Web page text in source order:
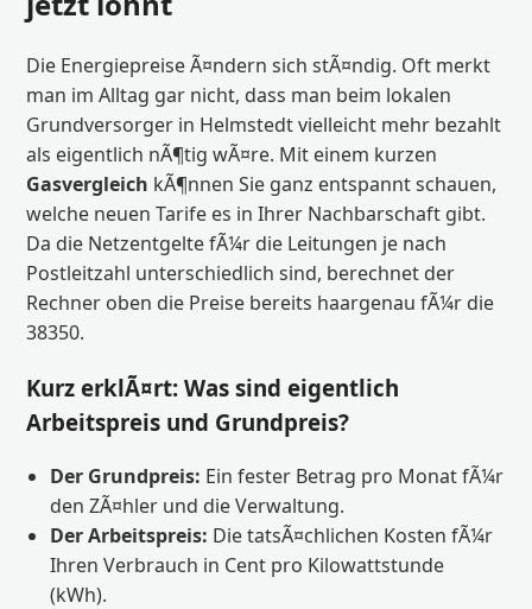
Die Energiepreise Ã¤ndern sich stÃ¤ndig. Oft merkt
man im Alltag gar nicht, dass man beim lokalen
Grundversorger in Helmstedt vielleicht mehr bezahlt
als eigentlich nÃ¶tig wÃ¤re. Mit einem kurzen
Gasvergleich kÃ¶nnen Sie ganz entspannt schauen,
welche neuen Tarife es in Ihrer Nachbarschaft gibt.
Da die Netzentgelte fÃ¼r die Leitungen je nach
Postleitzahl unterschiedlich sind, berechnet der
Rechner oben die Preise bereits haargenau fÃ¼r die
38350.
Kurz erklÃ¤rt: Was sind eigentlich
Arbeitspreis und Grundpreis?
Der Grundpreis: Ein fester Betrag pro Monat fÃ¼r
den ZÃ¤hler und die Verwaltung.
Der Arbeitspreis: Die tatsÃ¤chlichen Kosten fÃ¼r
Ihren Verbrauch in Cent pro Kilowattstunde
(kWh).